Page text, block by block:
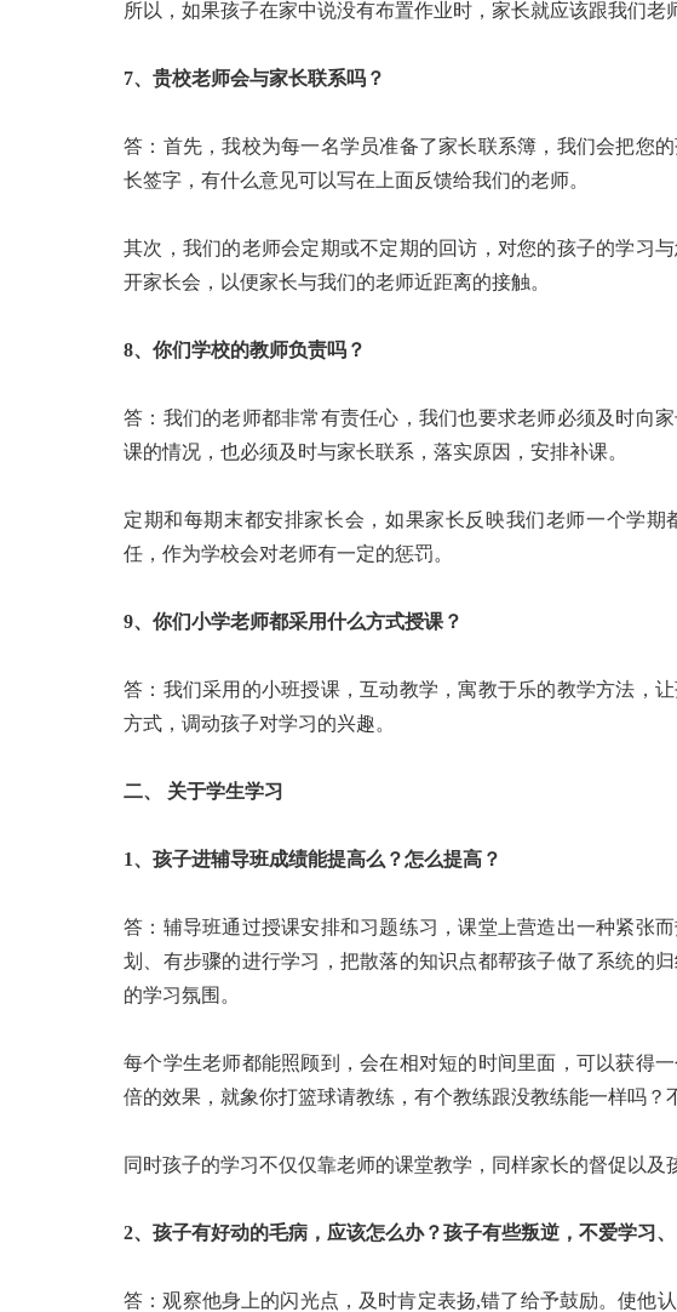
所以，如果孩子在家中说没有布置作业时，家长就应该跟我们老
7、贵校老师会与家长联系吗？
答：首先，我校为每一名学员准备了家长联系簿，我们会把您
长签字，有什么意见可以写在上面反馈给我们的老师。
其次，我们的老师会定期或不定期的回访，对您的孩子的学习
开家长会，以便家长与我们的老师近距离的接触。
8、你们学校的教师负责吗？
答：我们的老师都非常有责任心，我们也要求老师必须及时向
课的情况，也必须及时与家长联系，落实原因，安排补课。
定期和每期末都安排家长会，如果家长反映我们老师一个学
任，作为学校会对老师有一定的惩罚。
9、你们小学老师都采用什么方式授课？
答：我们采用的小班授课，互动教学，寓教于乐的教学方法，
方式，调动孩子对学习的兴趣。
二、 关于学生学习
1、孩子进辅导班成绩能提高么？怎么提高？
答：辅导班通过授课安排和习题练习，课堂上营造出一种紧张
划、有步骤的进行学习，把散落的知识点都帮孩子做了系统的
的学习氛围。
每个学生老师都能照顾到，会在相对短的时间里面，可以获得
倍的效果，就象你打篮球请教练，有个教练跟没教练能一样吗？
同时孩子的学习不仅仅靠老师的课堂教学，同样家长的督促以及
2、孩子有好动的毛病，应该怎么办？孩子有些叛逆，不爱学习
答：观察他身上的闪光点，及时肯定表扬,错了给予鼓励。使他